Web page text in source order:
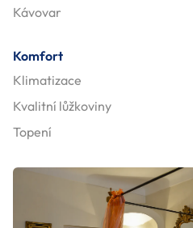
Kávovar
Komfort
Klimatizace
Kvalitní lůžkoviny
Topení